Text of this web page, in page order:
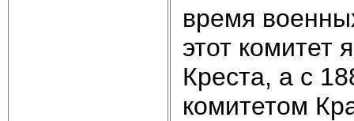
время
этот комитет
Креста, а с
комитетом